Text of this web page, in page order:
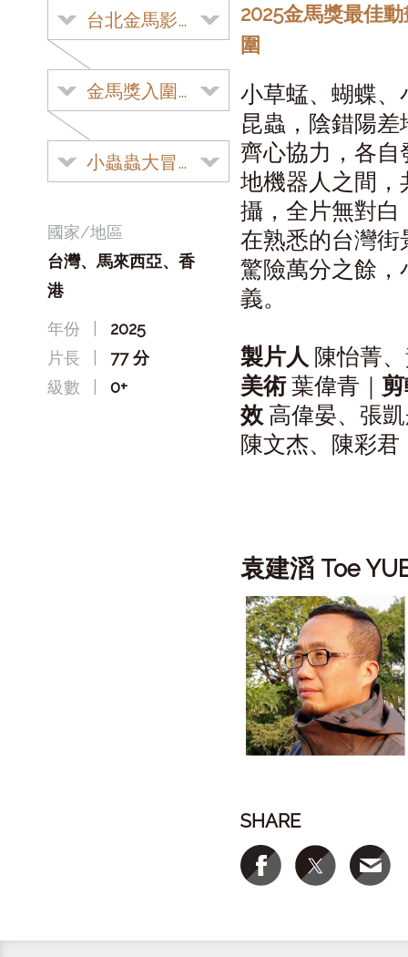
台北金馬影展
金馬獎入圍影片
小蟲蟲大冒險
國家/地區
台灣、馬來西亞、香
港
年份
2025
片長
77 分
級數
0+
2025金馬獎最佳
圍
小草蜢、蝴蝶
昆蟲，陰錯陽
齊心協力，各
地機器人之間
攝，全片無對
在熟悉的台灣
驚險萬分之餘
義。
製片人 陳怡菁
美術葉偉青｜
效 高偉晏、張
陳文杰、陳彩君
袁建滔 Toe
SHARE